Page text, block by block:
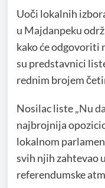
Uoči lokalnih
u Majdanpeku
kako će odgovoriti
su predstavnici
rednim brojem
Nosilac liste„Nu
najbrojnija
lokalnom
svih njih zahtevao
referendumske